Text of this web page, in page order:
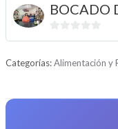
BOCADO
0
e
Categorías:Alimentación y